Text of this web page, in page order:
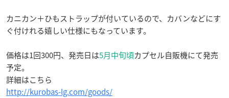
カニカン＋ひもストラップが付いているので、カバンなどにす
ぐ付けれる嬉しい仕様にもなっています。
価格は1回300円、発売日は5月中旬頃カプセル自販機にて発売
予定。
詳細はこちら
http://kurobas-lg.com/goods/